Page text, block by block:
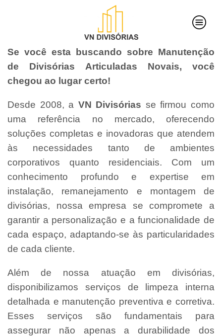
Se você esta buscando sobre Manutenção
de Divisórias Articuladas Novais, você
chegou ao lugar certo!
Desde 2008, a VN Divisórias se firmou como
uma referência no mercado, oferecendo
soluções completas e inovadoras que atendem
às necessidades tanto de ambientes
corporativos quanto residenciais. Com um
conhecimento profundo e expertise em
instalação, remanejamento e montagem de
divisórias, nossa empresa se compromete a
garantir a personalização e a funcionalidade de
cada espaço, adaptando-se às particularidades
de cada cliente.
Além de nossa atuação em divisórias,
disponibilizamos serviços de limpeza interna
detalhada e manutenção preventiva e corretiva.
Esses serviços são fundamentais para
assegurar não apenas a durabilidade dos